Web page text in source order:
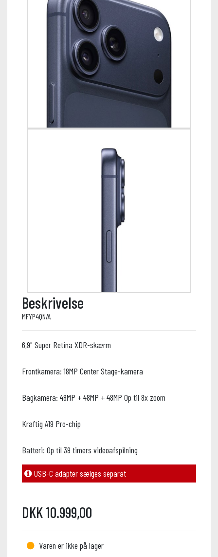
Beskrivelse
MFYP4QN/A
6,9" Super Retina XDR-skærm
Frontkamera: 18MP Center Stage-kamera
Bagkamera: 48MP + 48MP + 48MP Op til 8x zoom
Kraftig A19 Pro-chip
Batteri: Op til 39 timers videoafspilning
USB-C adapter sælges separat
DKK 10.999,00
Varen er ikke på lager